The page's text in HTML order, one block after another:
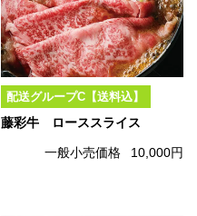
配送グループC【送料込】
藤彩牛 ローススライス
一般小売価格 10,000円